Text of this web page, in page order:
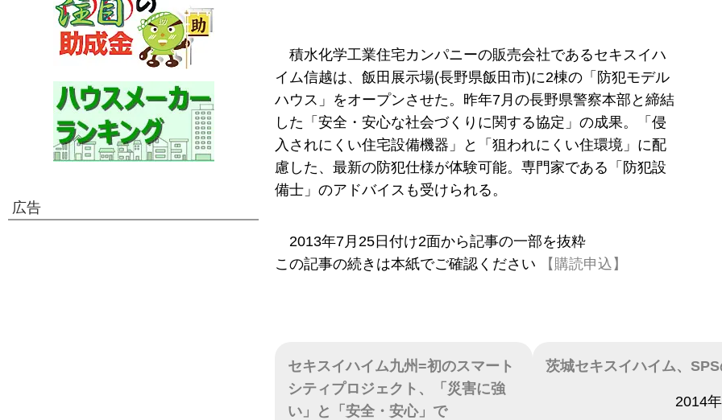
積水化学工業住宅カンパニーの販売会社であるセキスイハ
イム信越は、飯田展示場(長野県飯田市)に2棟の「防犯モデル
ハウス」をオープンさせた。昨年7月の長野県警察本部と締結
した「安全・安心な社会づくりに関する協定」の成果。「侵
入されにくい住宅設備機器」と「狙われにくい住環境」に配
慮した、最新の防犯仕様が体験可能。専門家である「防犯設
備士」のアドバイスも受けられる。
2013年7月25日付け2面から記事の一部を抜粋
この記事の続きは本紙でご確認ください
【購読申込】
セキスイハイム九州=初のスマート
シティプロジェクト、「災害に強
い」と「安全・安心」で
茨城セキスイハイム、
2014
広告